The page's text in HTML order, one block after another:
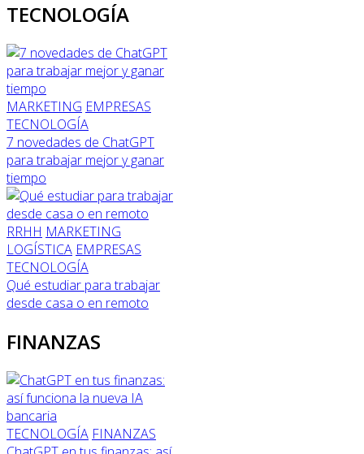
TECNOLOGÍA
MARKETING EMPRESAS
TECNOLOGÍA
7 novedades de ChatGPT
para trabajar mejor y ganar
tiempo
RRHH MARKETING
LOGÍSTICA EMPRESAS
TECNOLOGÍA
Qué estudiar para trabajar
desde casa o en remoto
FINANZAS
TECNOLOGÍA FINANZAS